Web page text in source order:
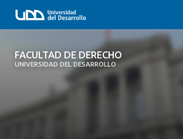
FACULTAD DE DERECHO
UNIVERSIDAD DEL DESARROLLO
FACULTAD DE DERECHO
SOBRE LA FACULTAD